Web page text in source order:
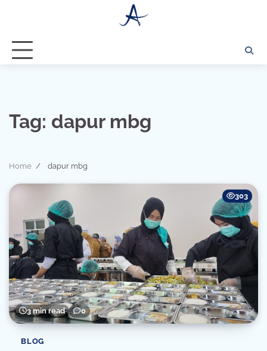
Tag: dapur mbg
Home dapur mbg
3 min read 0
303
BLOG